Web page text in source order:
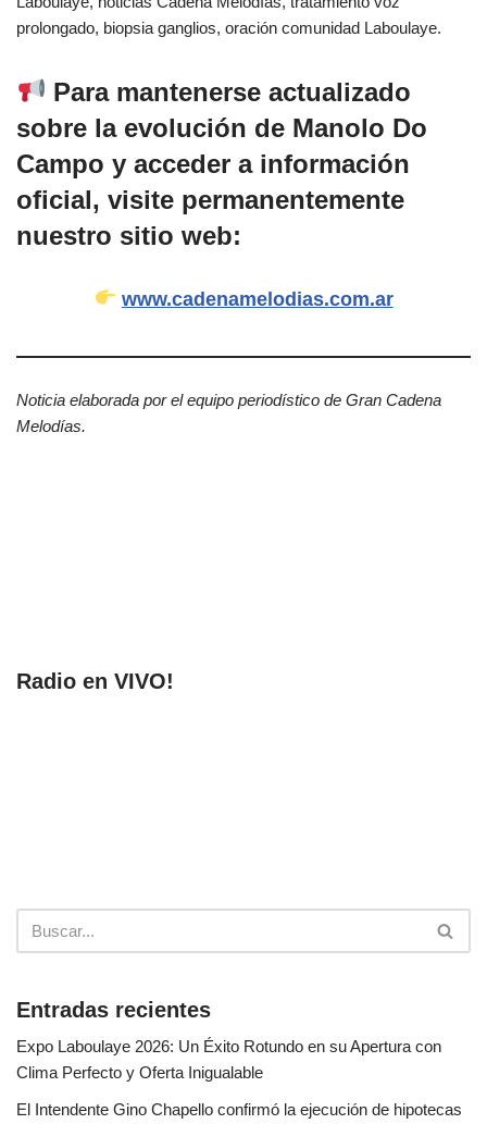
prolongado, biopsia ganglios, oración comunidad Laboulaye.
Para mantenerse actualizado
sobre la evolución de Manolo Do
Campo y acceder a información
oficial, visite permanentemente
nuestro sitio web:
www.cadenamelodias.com.ar
Noticia elaborada por el equipo periodístico de Gran Cadena
Melodías.
Radio en VIVO!
Entradas recientes
Expo Laboulaye 2026: Un Éxito Rotundo en su Apertura con
Clima Perfecto y Oferta Inigualable
El Intendente Gino Chapello confirmó la ejecución de hipotecas